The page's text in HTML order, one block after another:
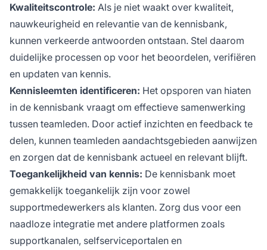
Kwaliteitscontrole: Als je niet waakt over kwaliteit,
nauwkeurigheid en relevantie van de kennisbank,
kunnen verkeerde antwoorden ontstaan. Stel daarom
duidelijke processen op voor het beoordelen, verifiëren
en updaten van kennis.
Kennisleemten identificeren: Het opsporen van hiaten
in de kennisbank vraagt om effectieve samenwerking
tussen teamleden. Door actief inzichten en feedback te
delen, kunnen teamleden aandachtsgebieden aanwijzen
en zorgen dat de kennisbank actueel en relevant blijft.
Toegankelijkheid van kennis: De kennisbank moet
gemakkelijk toegankelijk zijn voor zowel
supportmedewerkers als klanten. Zorg dus voor een
naadloze integratie met andere platformen zoals
supportkanalen, selfserviceportalen en